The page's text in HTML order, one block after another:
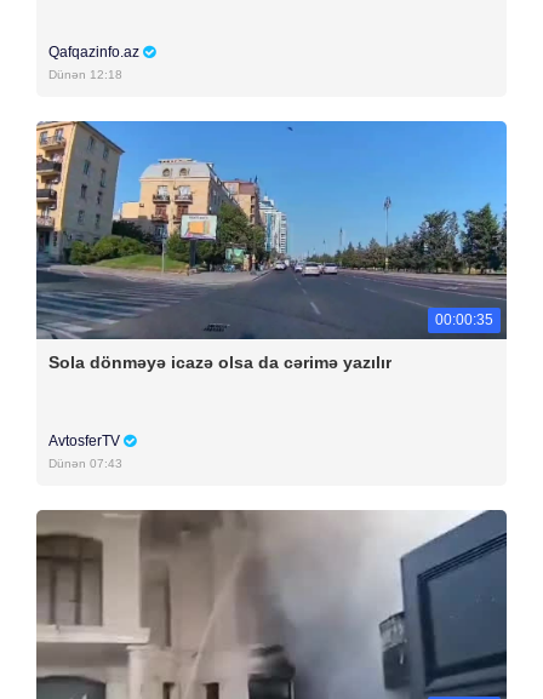
Qafqazinfo.az
Dünən 12:18
00:00:35
Sola dönməyə icazə olsa da cərimə yazılır
AvtosferTV
Dünən 07:43